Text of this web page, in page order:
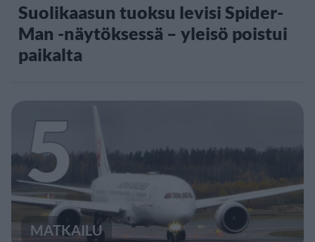
Suolikaasun tuoksu levisi Spider-
Man -näytöksessä – yleisö poistui
paikalta
5
MATKAILU